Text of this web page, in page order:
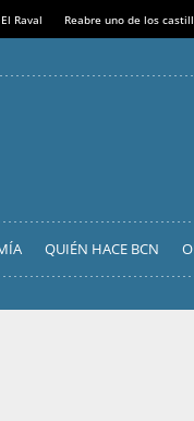
Raval Reabre uno de los
QUIÉN HACE BCN